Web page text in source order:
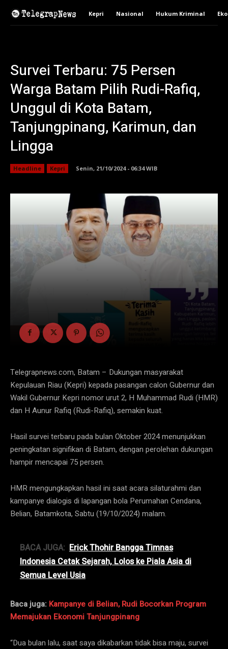
Kepri Nasional Hukum Kriminal
Survei Terbaru: 75 Persen
Warga Batam Pilih Rudi-Rafiq,
Unggul di Kota Batam,
Tanjungpinang, Karimun, dan
Lingga
Headline Kepri Senin, 21/10/2024 - 06:34 WIB
Telegrapnews.com, Batam – Dukungan masyarakat
Kepulauan Riau (Kepri) kepada pasangan calon Gubernur dan
Wakil Gubernur Kepri nomor urut 2, H Muhammad Rudi (HMR)
dan H Aunur Rafiq (Rudi-Rafiq), semakin kuat.
Hasil survei terbaru pada bulan Oktober 2024 menunjukkan
peningkatan signifikan di Batam, dengan perolehan dukungan
hampir mencapai 75 persen.
HMR mengungkapkan hasil ini saat acara silaturahmi dan
kampanye dialogis di lapangan bola Perumahan Cendana,
Belian, Batamkota, Sabtu (19/10/2024) malam.
BACA JUGA: Erick Thohir Bangga Timnas
Indonesia Cetak Sejarah, Lolos ke Piala Asia di
Semua Level Usia
Baca juga: Kampanye di Belian, Rudi Bocorkan Program
Memajukan Ekonomi Tanjungpinang
“Dua bulan lalu, saat saya dikabarkan tidak bisa maju, survei